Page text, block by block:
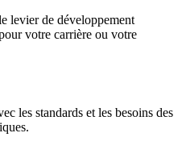
levier de développement
votre carrière ou votre
les standards et les besoins des